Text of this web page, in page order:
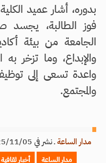
بدوره، أشار عميد
فوز الطالبة، يجسد
الجامعة من بيئة
والإبداع، وما تزخر
واعدة تسعى إلى
والمجتمع.
مدار الساعةـنشر في 2025/11/05 الساعة 13:59
مدار الساعة أخبار ثقافية